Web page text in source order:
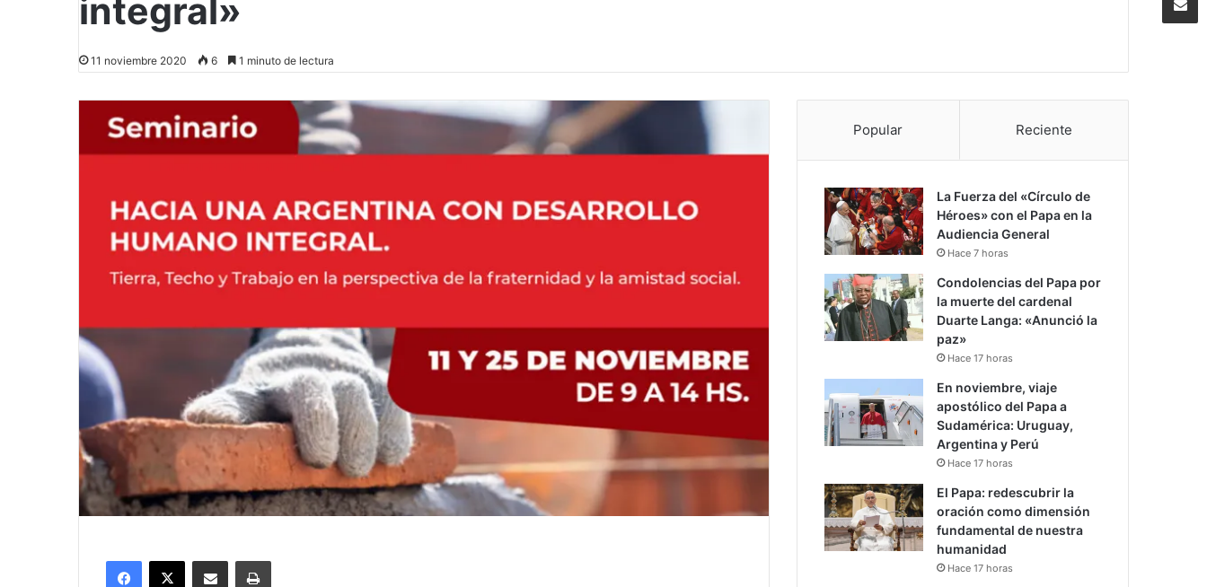
integral»
11 noviembre 2020 6 1 minuto de lectura
Popular Reciente
La Fuerza del «Círculo de
Héroes» con el Papa en la
Audiencia General
Hace 7 horas
Condolencias del Papa por
la muerte del cardenal
Duarte Langa: «Anunció la
paz»
Hace 17 horas
En noviembre, viaje
apostólico del Papa a
Sudamérica: Uruguay,
Argentina y Perú
Hace 17 horas
El Papa: redescubrir la
oración como dimensión
fundamental de nuestra
humanidad
Hace 17 horas